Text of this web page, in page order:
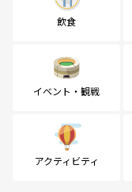
飲食
イベント・観戦
アクティビティ